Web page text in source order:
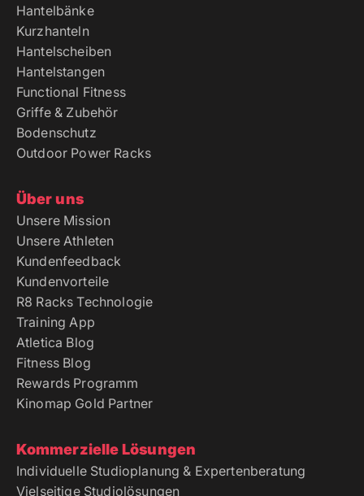
Hantelbänke
Kurzhanteln
Hantelscheiben
Hantelstangen
Functional Fitness
Griffe & Zubehör
Bodenschutz
Outdoor Power Racks
Über uns
Unsere Mission
Unsere Athleten
Kundenfeedback
Kundenvorteile
R8 Racks Technologie
Training App
Atletica Blog
Fitness Blog
Rewards Programm
Kinomap Gold Partner
Kommerzielle Lösungen
Individuelle Studioplanung & Expertenberatung
Vielseitige Studiolösungen